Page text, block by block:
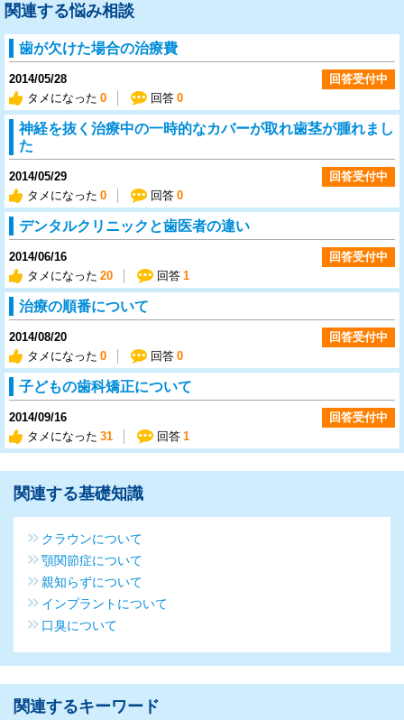
関連する悩み相談
歯が欠けた場合の治療費
2014/05/28
タメになった 0 回答 0
回答受付中
神経を抜く治療中の一時的なカバーが取れ歯茎が腫れまし
た
2014/05/29
タメになった 0 回答 0
回答受付中
デンタルクリニックと歯医者の違い
2014/06/16
タメになった 20 回答 1
回答受付中
治療の順番について
2014/08/20
タメになった 0 回答 0
回答受付中
子どもの歯科矯正について
2014/09/16
タメになった 31 回答 1
回答受付中
関連する基礎知識
クラウンについて
顎関節症について
親知らずについて
インプラントについて
口臭について
関連するキーワード